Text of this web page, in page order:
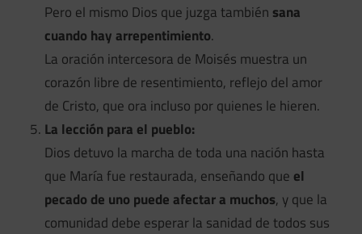
Pero el mismo Dios que juzga también sana
cuando hay arrepentimiento.
La oración intercesora de Moisés muestra un
corazón libre de resentimiento, reflejo del amor
de Cristo, que ora incluso por quienes le hieren.
La lección para el pueblo:
Dios detuvo la marcha de toda una nación hasta
que María fue restaurada, enseñando que el
pecado de uno puede afectar a muchos, y que la
comunidad debe esperar la sanidad de todos sus